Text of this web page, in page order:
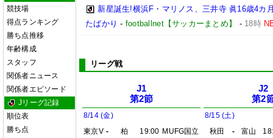
競技場
得点ランキング
勝ち点推移
年齢構成
スタッフ
関係者ニュース
関係者エピソード
Jリーグ記録
順位表
勝ち点
新星誕生!横浜F・マリノス、三井寺 眞16歳4カ
たばかり - footballnet【サッカーまとめ】 - 18時
リーグ戦
J1
第2節
8/14 (金)
東京V - 柏 19:00 MUFG国立
J2
第2
8/15 (土)
秋田
- 富山